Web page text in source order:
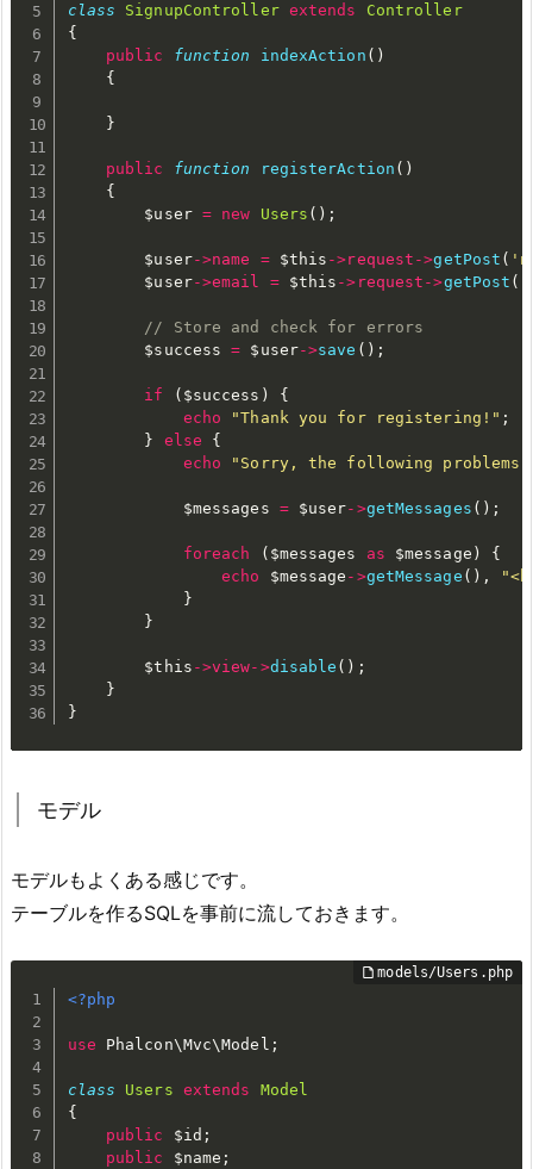
class SignupController extends
Controller
{
public
function indexAction ( )
{
}
public function registerAction ( )
{
$user = new Users ( ) ;
$user->name = $this ->request ->getPost (
$user->email = $this -> request ->getPost (
// Store and check for errors
$success
= $user->save ( ) ;
if ( $success )
{
echo
"Thank you for registering!" ;
}
else
{
echo
"Sorry, the following problems
$messages = $user- >getMessages ( ) ;
foreach ( $messages as $message )
{
echo
$message - >getMessage ( ) ,
}
}
$this ->view- >disable ( ) ;
}
}
モデル
モデルもよくある感じです。
テーブルを作るSQLを事前に流しておきます。
<?php
use Phalcon\Mvc\Model ;
class Users extends
Model
{
public
$id ;
public
$name ;